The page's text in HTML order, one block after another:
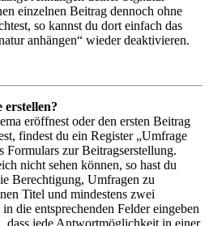
einzelnen Beitrag dennoch ohne
so kannst du dort einfach das
anhängen“ wieder deaktivieren.
erstellen?
eröffnest oder den ersten Beitrag
findest du ein Register „Umfrage
Formulars zur Beitragserstellung.
nicht sehen können, so hast du
Berechtigung, Umfragen zu
Titel und mindestens zwei
die entsprechenden Felder eingeben